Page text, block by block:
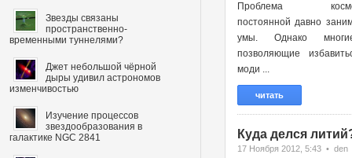
Проблема
постоянной давно
умы. Однако
позволяющие
моди ...
читать
Куда делся
17 Ноября 2012, 5:43 • den
Звезды связаны
пространственно-
временными туннелями?
Джет небольшой чёрной
дыры удивил астрономов
изменчивостью
Изучение процессов
звездообразования в
галактике NGC 2841